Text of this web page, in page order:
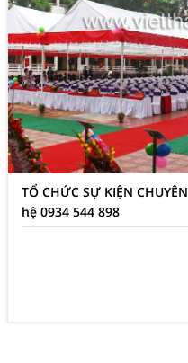
TỔ CHỨC SỰ KIỆN
hệ 0934 544 898